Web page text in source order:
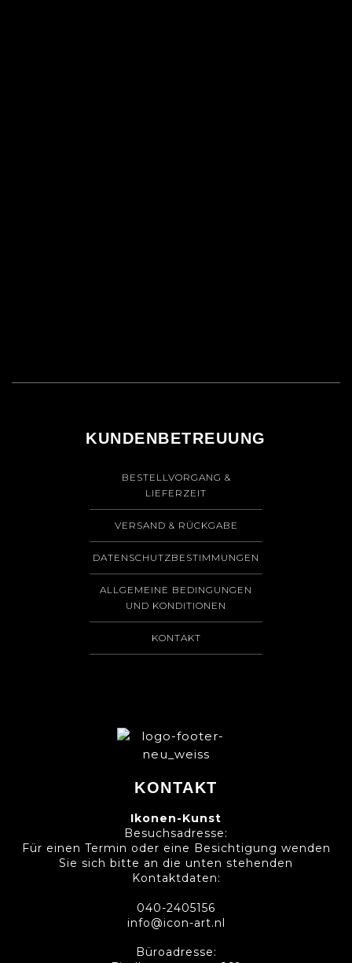
KUNDENBETREUUNG
BESTELLVORGANG &
LIEFERZEIT
VERSAND & RÜCKGABE
DATENSCHUTZBESTIMMUNGEN
ALLGEMEINE BEDINGUNGEN
UND KONDITIONEN
KONTAKT
KONTAKT
Ikonen-Kunst
Besuchsadresse:
Für einen Termin oder eine Besichtigung wenden
Sie sich bitte an die unten stehenden
Kontaktdaten:
040-2405156
info@icon-art.nl
Büroadresse: